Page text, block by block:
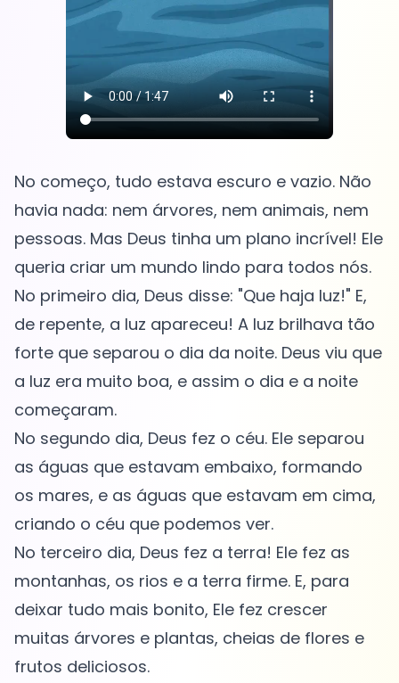
No começo, tudo estava escuro e vazio. Não
havia nada: nem árvores, nem animais, nem
pessoas. Mas Deus tinha um plano incrível! Ele
queria criar um mundo lindo para todos nós.
No primeiro dia, Deus disse: "Que haja luz!" E,
de repente, a luz apareceu! A luz brilhava tão
forte que separou o dia da noite. Deus viu que
a luz era muito boa, e assim o dia e a noite
começaram.
No segundo dia, Deus fez o céu. Ele separou
as águas que estavam embaixo, formando
os mares, e as águas que estavam em cima,
criando o céu que podemos ver.
No terceiro dia, Deus fez a terra! Ele fez as
montanhas, os rios e a terra firme. E, para
deixar tudo mais bonito, Ele fez crescer
muitas árvores e plantas, cheias de flores e
frutos deliciosos.